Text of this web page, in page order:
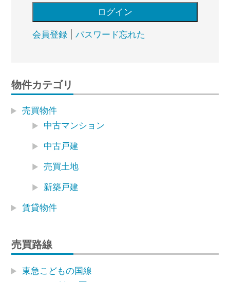
会員登録| パスワード忘れた
物件カテゴリ
売買物件
中古マンション
中古戸建
売買土地
新築戸建
賃貸物件
売買路線
東急こどもの国線